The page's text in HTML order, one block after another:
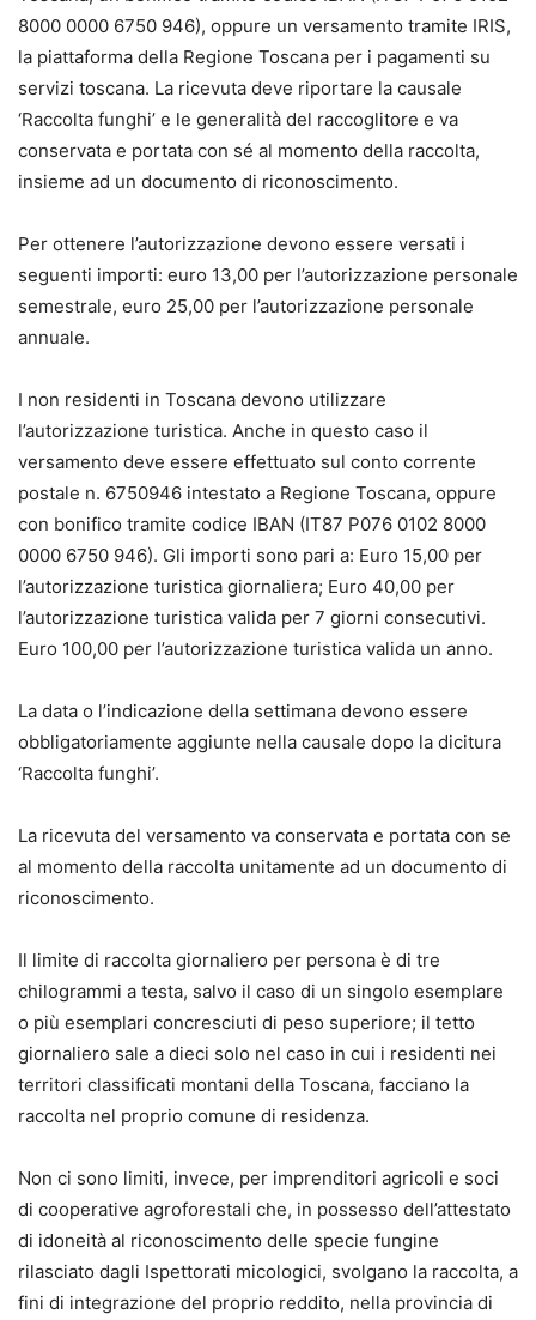
8000 0000 6750 946), oppure un versamento tramite IRIS,
la piattaforma della Regione Toscana per i pagamenti su
servizi toscana. La ricevuta deve riportare la causale
‘Raccolta funghi’ e le generalità del raccoglitore e va
conservata e portata con sé al momento della raccolta,
insieme ad un documento di riconoscimento.
Per ottenere l’autorizzazione devono essere versati i
seguenti importi: euro 13,00 per l’autorizzazione personale
semestrale, euro 25,00 per l’autorizzazione personale
annuale.
I non residenti in Toscana devono utilizzare
l’autorizzazione turistica. Anche in questo caso il
versamento deve essere effettuato sul conto corrente
postale n. 6750946 intestato a Regione Toscana, oppure
con bonifico tramite codice IBAN (IT87 P076 0102 8000
0000 6750 946). Gli importi sono pari a: Euro 15,00 per
l’autorizzazione turistica giornaliera; Euro 40,00 per
l’autorizzazione turistica valida per 7 giorni consecutivi.
Euro 100,00 per l’autorizzazione turistica valida un anno.
La data o l’indicazione della settimana devono essere
obbligatoriamente aggiunte nella causale dopo la dicitura
‘Raccolta funghi’.
La ricevuta del versamento va conservata e portata con se
al momento della raccolta unitamente ad un documento di
riconoscimento.
Il limite di raccolta giornaliero per persona è di tre
chilogrammi a testa, salvo il caso di un singolo esemplare
o più esemplari concresciuti di peso superiore; il tetto
giornaliero sale a dieci solo nel caso in cui i residenti nei
territori classificati montani della Toscana, facciano la
raccolta nel proprio comune di residenza.
Non ci sono limiti, invece, per imprenditori agricoli e soci
di cooperative agroforestali che, in possesso dell’attestato
di idoneità al riconoscimento delle specie fungine
rilasciato dagli Ispettorati micologici, svolgano la raccolta, a
fini di integrazione del proprio reddito, nella provincia di